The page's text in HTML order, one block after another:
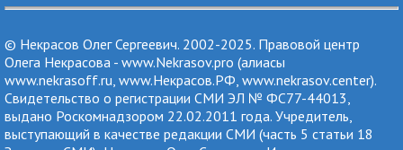
© Некрасов Олег Сергеевич. 2002-2025. Правовой центр
Олега Некрасова - www.Nekrasov.pro (алиасы
www.nekrasoff.ru, www.Некрасов.РФ, www.nekrasov.center).
Cвидетельство о регистрации СМИ ЭЛ № ФС77-44013,
выдано Роскомнадзором 22.02.2011 года. Учредитель,
выступающий в качестве редакции СМИ (часть 5 статьи 18